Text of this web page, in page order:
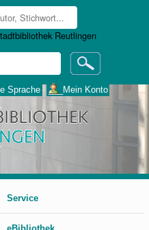
Sprache ___Mein Konto
Service